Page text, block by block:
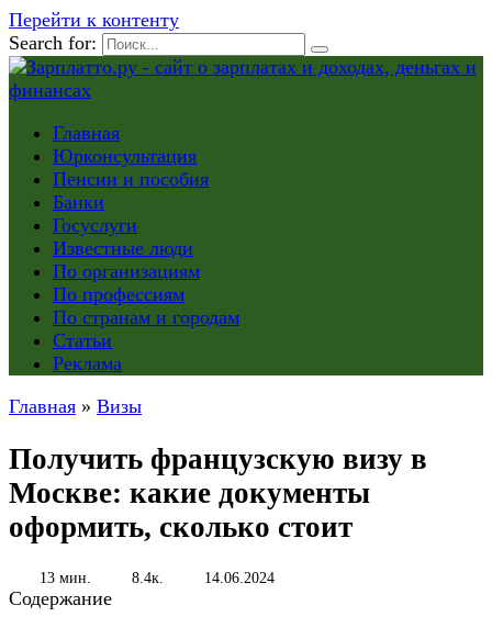
Перейти к контенту
Search for:
Главная
Юрконсультация
Пенсии и пособия
Банки
Госуслуги
Известные люди
По организациям
По профессиям
По странам и городам
Статьи
Реклама
Главная » Визы
Получить французскую визу в
Москве: какие документы
оформить, сколько стоит
13 мин. 8.4к. 14.06.2024
Содержание